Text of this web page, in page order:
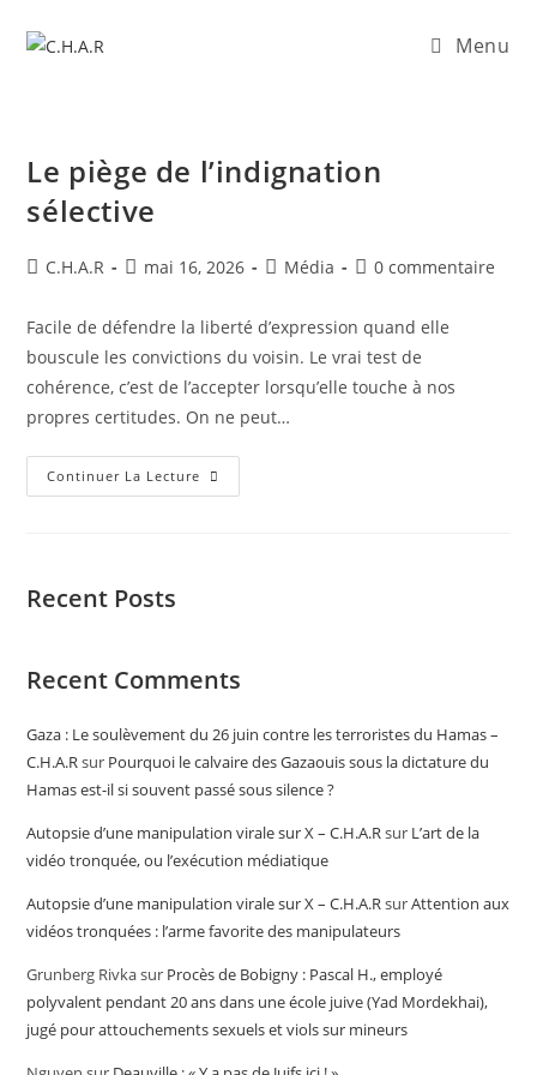
Menu
Le piège de l’indignation
sélective
C.H.A.R mai 16, 2026 Média 0 commentaire
Facile de défendre la liberté d’expression quand elle
bouscule les convictions du voisin. Le vrai test de
cohérence, c’est de l’accepter lorsqu’elle touche à nos
propres certitudes. On ne peut…
Continuer La Lecture
Recent Posts
Recent Comments
Gaza : Le soulèvement du 26 juin contre les terroristes du Hamas –
C.H.A.Rsur Pourquoi le calvaire des Gazaouis sous la dictature du
Hamas est-il si souvent passé sous silence ?
Autopsie d’une manipulation virale sur X – C.H.A.Rsur L’art de la
vidéo tronquée, ou l’exécution médiatique
Autopsie d’une manipulation virale sur X – C.H.A.RsurAttention aux
vidéos tronquées : l’arme favorite des manipulateurs
Grunberg Rivkasur Procès de Bobigny : Pascal H., employé
polyvalent pendant 20 ans dans une école juive (Yad Mordekhai),
jugé pour attouchements sexuels et viols sur mineurs